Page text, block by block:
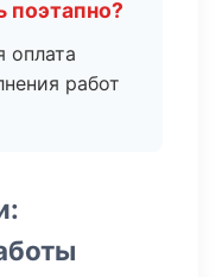
поэтапно?
оплата
работ